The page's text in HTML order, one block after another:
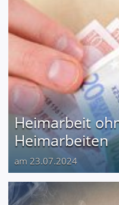
Heimarbeit
Heimarbeiten
am 23.07.2024